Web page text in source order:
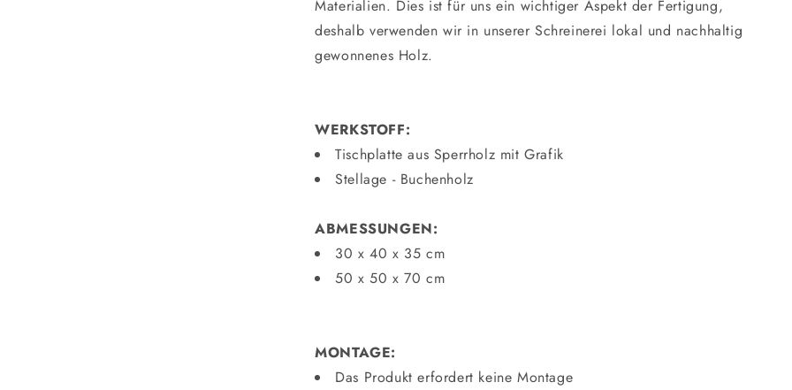
Materialien. Dies ist für uns ein wichtiger Aspekt der Fertigung,
deshalb verwenden wir in unserer Schreinerei lokal und nachhaltig
gewonnenes Holz.
WERKSTOFF:
Tischplatte aus Sperrholz mit Grafik
Stellage - Buchenholz
ABMESSUNGEN:
30 x 40 x 35 cm
50 x 50 x 70 cm
MONTAGE:
Das Produkt erfordert keine Montage